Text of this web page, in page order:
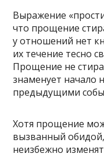
Выражение
что прощение
у отношений нет
их течение тесно
Прощение не
знаменует начало
предыдущими
Хотя прощение
вызванный
неизбежно